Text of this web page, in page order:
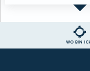
WO BIN